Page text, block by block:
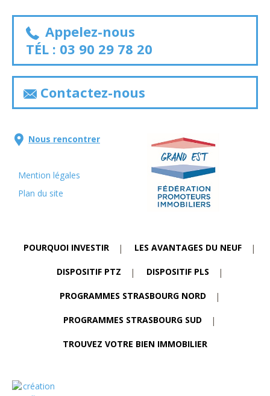
Appelez-nous
TÉL : 03 90 29 78 20
Contactez-nous
Nous rencontrer
Mention légales
Plan du site
POURQUOI INVESTIR LES AVANTAGES DU NEUF
DISPOSITIF PTZ DISPOSITIF PLS
PROGRAMMES STRASBOURG NORD
PROGRAMMES STRASBOURG SUD
TROUVEZ VOTRE BIEN IMMOBILIER